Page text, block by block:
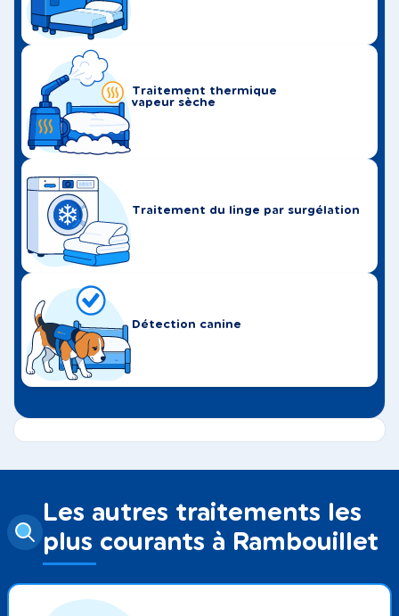
Traitement thermique
vapeur sèche
Traitement du linge par surgélation
Détection canine
Les autres traitements les
plus courants à Rambouillet